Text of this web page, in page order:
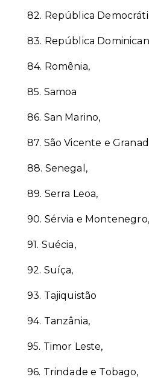
82. República
83. República
84. Romênia,
85. Samoa
86. San Marino,
87. São Vicente e
88. Senegal,
89. Serra Leoa,
90. Sérvia e Montenegro,
91. Suécia,
92. Suíça,
93. Tajiquistão
94. Tanzânia,
95. Timor Leste,
96. Trindade e Tobago,